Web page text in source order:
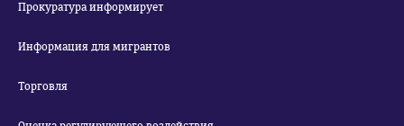
Прокуратура информирует
Информация для мигрантов
Торговля